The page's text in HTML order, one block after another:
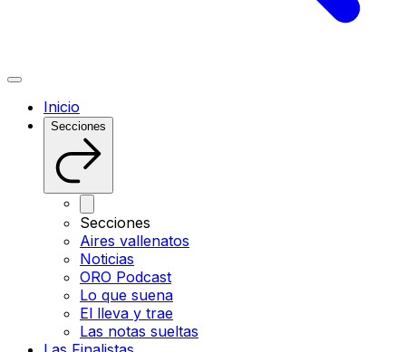
Inicio
Secciones
Secciones
Aires vallenatos
Noticias
ORO Podcast
Lo que suena
El lleva y trae
Las notas sueltas